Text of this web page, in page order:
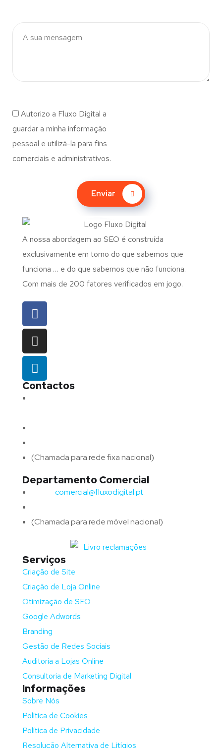
Autorizo a Fluxo Digital a
guardar a minha informação
pessoal e utilizá-la para fins
comerciais e administrativos.
Enviar
A nossa abordagem ao SEO é construída
exclusivamente em torno do que sabemos que
funciona … e do que sabemos que não funciona.
Com mais de 200 fatores verificados em jogo.
Contactos
(Chamada para rede fixa nacional)
Departamento Comercial
comercial@fluxodigital.pt
(Chamada para rede móvel nacional)
Serviços
Criação de Site
Criação de Loja Online
Otimização de SEO
Google Adwords
Branding
Gestão de Redes Sociais
Auditoria a Lojas Online
Consultoria de Marketing Digital
Informações
Sobre Nós
Política de Cookies
Política de Privacidade
Resolução Alternativa de Litígios